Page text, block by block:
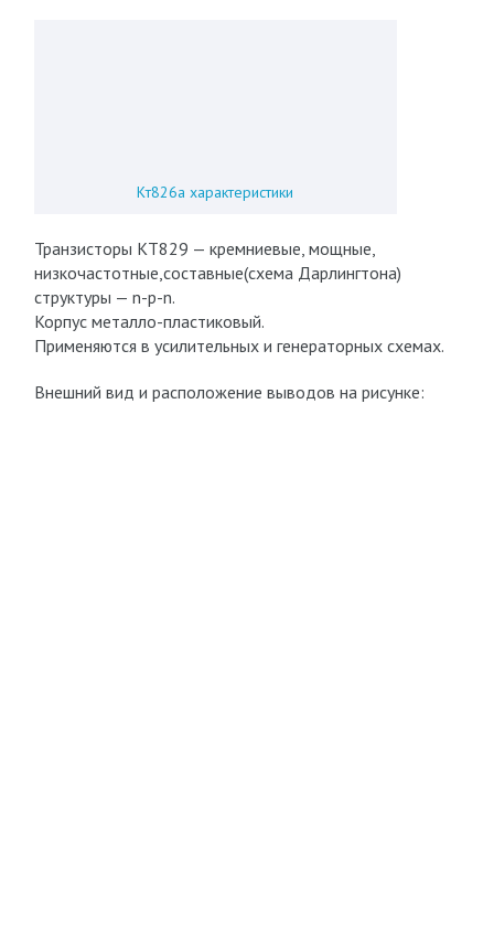
Кт826а характеристики
Транзисторы КТ829 — кремниевые, мощные,
низкочастотные,составные(схема Дарлингтона)
структуры — n-p-n.
Корпус металло-пластиковый.
Применяются в усилительных и генераторных схемах.
Внешний вид и расположение выводов на рисунке: